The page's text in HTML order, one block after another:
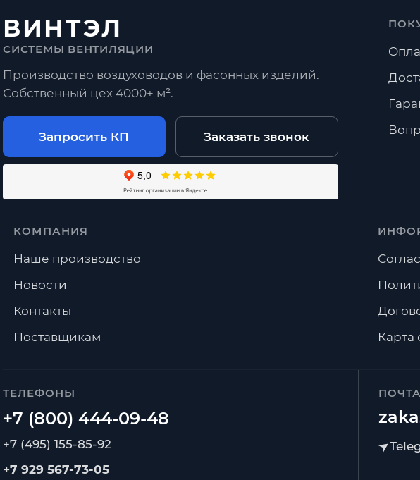
ВИНТЭЛ
СИСТЕМЫ ВЕНТИЛЯЦИИ
Производство воздуховодов и фасонных изделий.
Собственный цех 4000+ м².
Запросить КП Заказать звонок
ТЕЛЕФОНЫ
+7 (495) 155-85-92
+7 929 567-73-05
КОМПАНИЯ
Наше производство
Новости
Контакты
Поставщикам
Карта